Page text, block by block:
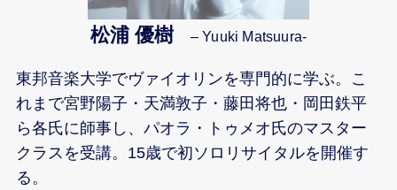
松浦 優樹 – Yuuki Matsuura-
東邦音楽大学でヴァイオリンを専門的に学ぶ。こ
れまで宮野陽子・天満敦子・藤田将也・岡田鉄平
ら各氏に師事し、パオラ・トゥメオ氏のマスター
クラスを受講。15歳で初ソロリサイタルを開催す
る。